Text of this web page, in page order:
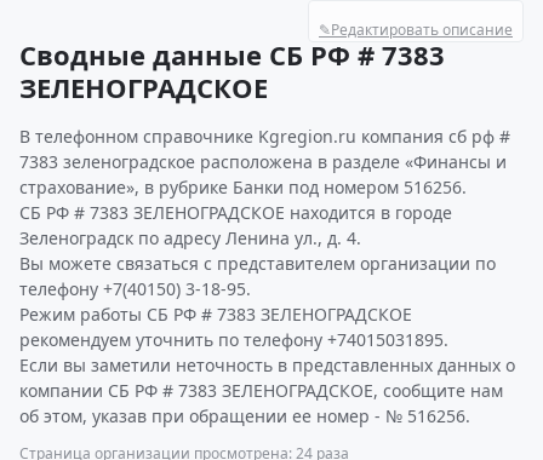
✎Редактировать описание
Сводные данные СБ РФ # 7383
ЗЕЛЕНОГРАДСКОЕ
В телефонном справочнике Kgregion.ru компания сб рф #
7383 зеленоградское расположена в разделе «Финансы и
страхование», в рубрике Банки под номером 516256.
СБ РФ # 7383 ЗЕЛЕНОГРАДСКОЕ находится в городе
Зеленоградск по адресу Ленина ул., д. 4.
Вы можете связаться с представителем организации по
телефону +7(40150) 3-18-95.
Режим работы СБ РФ # 7383 ЗЕЛЕНОГРАДСКОЕ
рекомендуем уточнить по телефону +74015031895.
Если вы заметили неточность в представленных данных о
компании СБ РФ # 7383 ЗЕЛЕНОГРАДСКОЕ, сообщите нам
об этом, указав при обращении ее номер - № 516256.
Страница организации просмотрена: 24 раза